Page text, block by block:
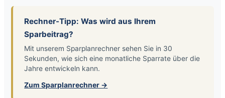
Rechner-Tipp: Was wird aus Ihrem
Sparbeitrag?
Mit unserem Sparplanrechner sehen Sie in 30
Sekunden, wie sich eine monatliche Sparrate über die
Jahre entwickeln kann.
Zum Sparplanrechner →